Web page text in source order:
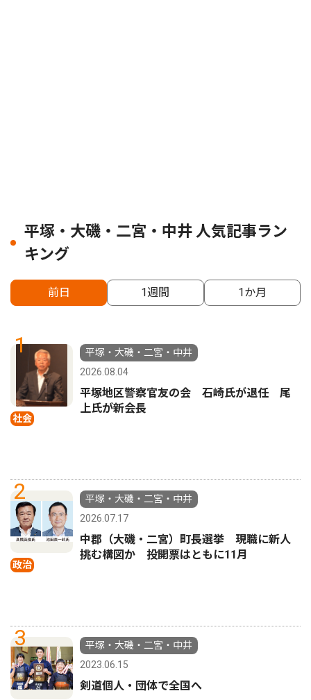
平塚・大磯・二宮・中井 人気記事ラン
キング
前日 1週間 1か月
1
社会
平塚・大磯・二宮・中井
2026.08.04
平塚地区警察官友の会 石崎氏が退任 尾
上氏が新会長
2
政治
平塚・大磯・二宮・中井
2026.07.17
中郡（大磯・二宮）町長選挙 現職に新人
挑む構図か 投開票はともに11月
3
平塚・大磯・二宮・中井
2023.06.15
剣道個人・団体で全国へ